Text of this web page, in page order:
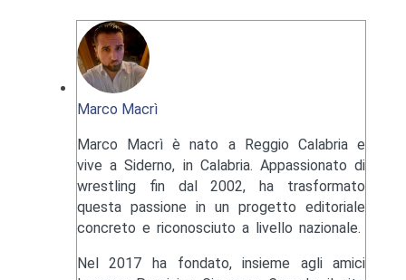
Marco Macrì
Marco Macrì è nato a Reggio Calabria e
vive a Siderno, in Calabria. Appassionato di
wrestling fin dal 2002, ha trasformato
questa passione in un progetto editoriale
concreto e riconosciuto a livello nazionale.
Nel 2017 ha fondato, insieme agli amici